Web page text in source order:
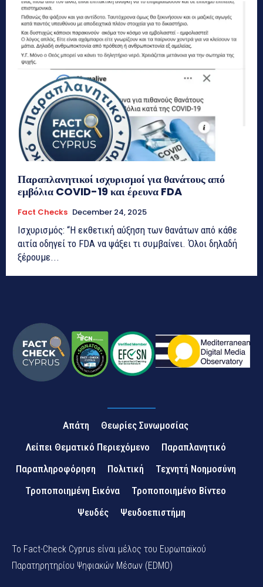
Παραπλανητικοί ισχυρισμοί για θανάτους από
εμβόλια COVID-19 και έρευνα FDA
Fact Checks December 24, 2025
Ισχυρισμός: “Η εκθετική αύξηση των θανάτων από κάθε
αιτία οδηγεί το FDA να ψάξει τι συμβαίνει. Όλοι δηλαδή
ξέρουμε...
Απάτη
Θεωρίες Συνωμοσίας
Λείπει Θεματικό Περιεχόμενο
Παραπλανητικό
Παραπληροφόρηση
Πολιτική
Τεχνητή Νοημοσύνη
Τροποποιημένη Εικόνα
Τροποποιημένο Βίντεο
Ψευδές
Ψευδοεπιστήμη
Το Fact-Check Cyprus είναι μέλος του Ευρωπαϊκού
Παρατηρητηρίου Ψηφιακών Μέσων (EDMO)